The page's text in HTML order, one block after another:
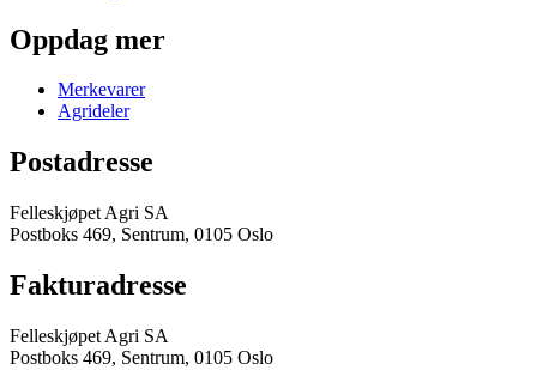
Oppdag mer
Merkevarer
Agrideler
Postadresse
Felleskjøpet Agri SA
Postboks 469, Sentrum, 0105 Oslo
Fakturadresse
Felleskjøpet Agri SA
Postboks 469, Sentrum, 0105 Oslo